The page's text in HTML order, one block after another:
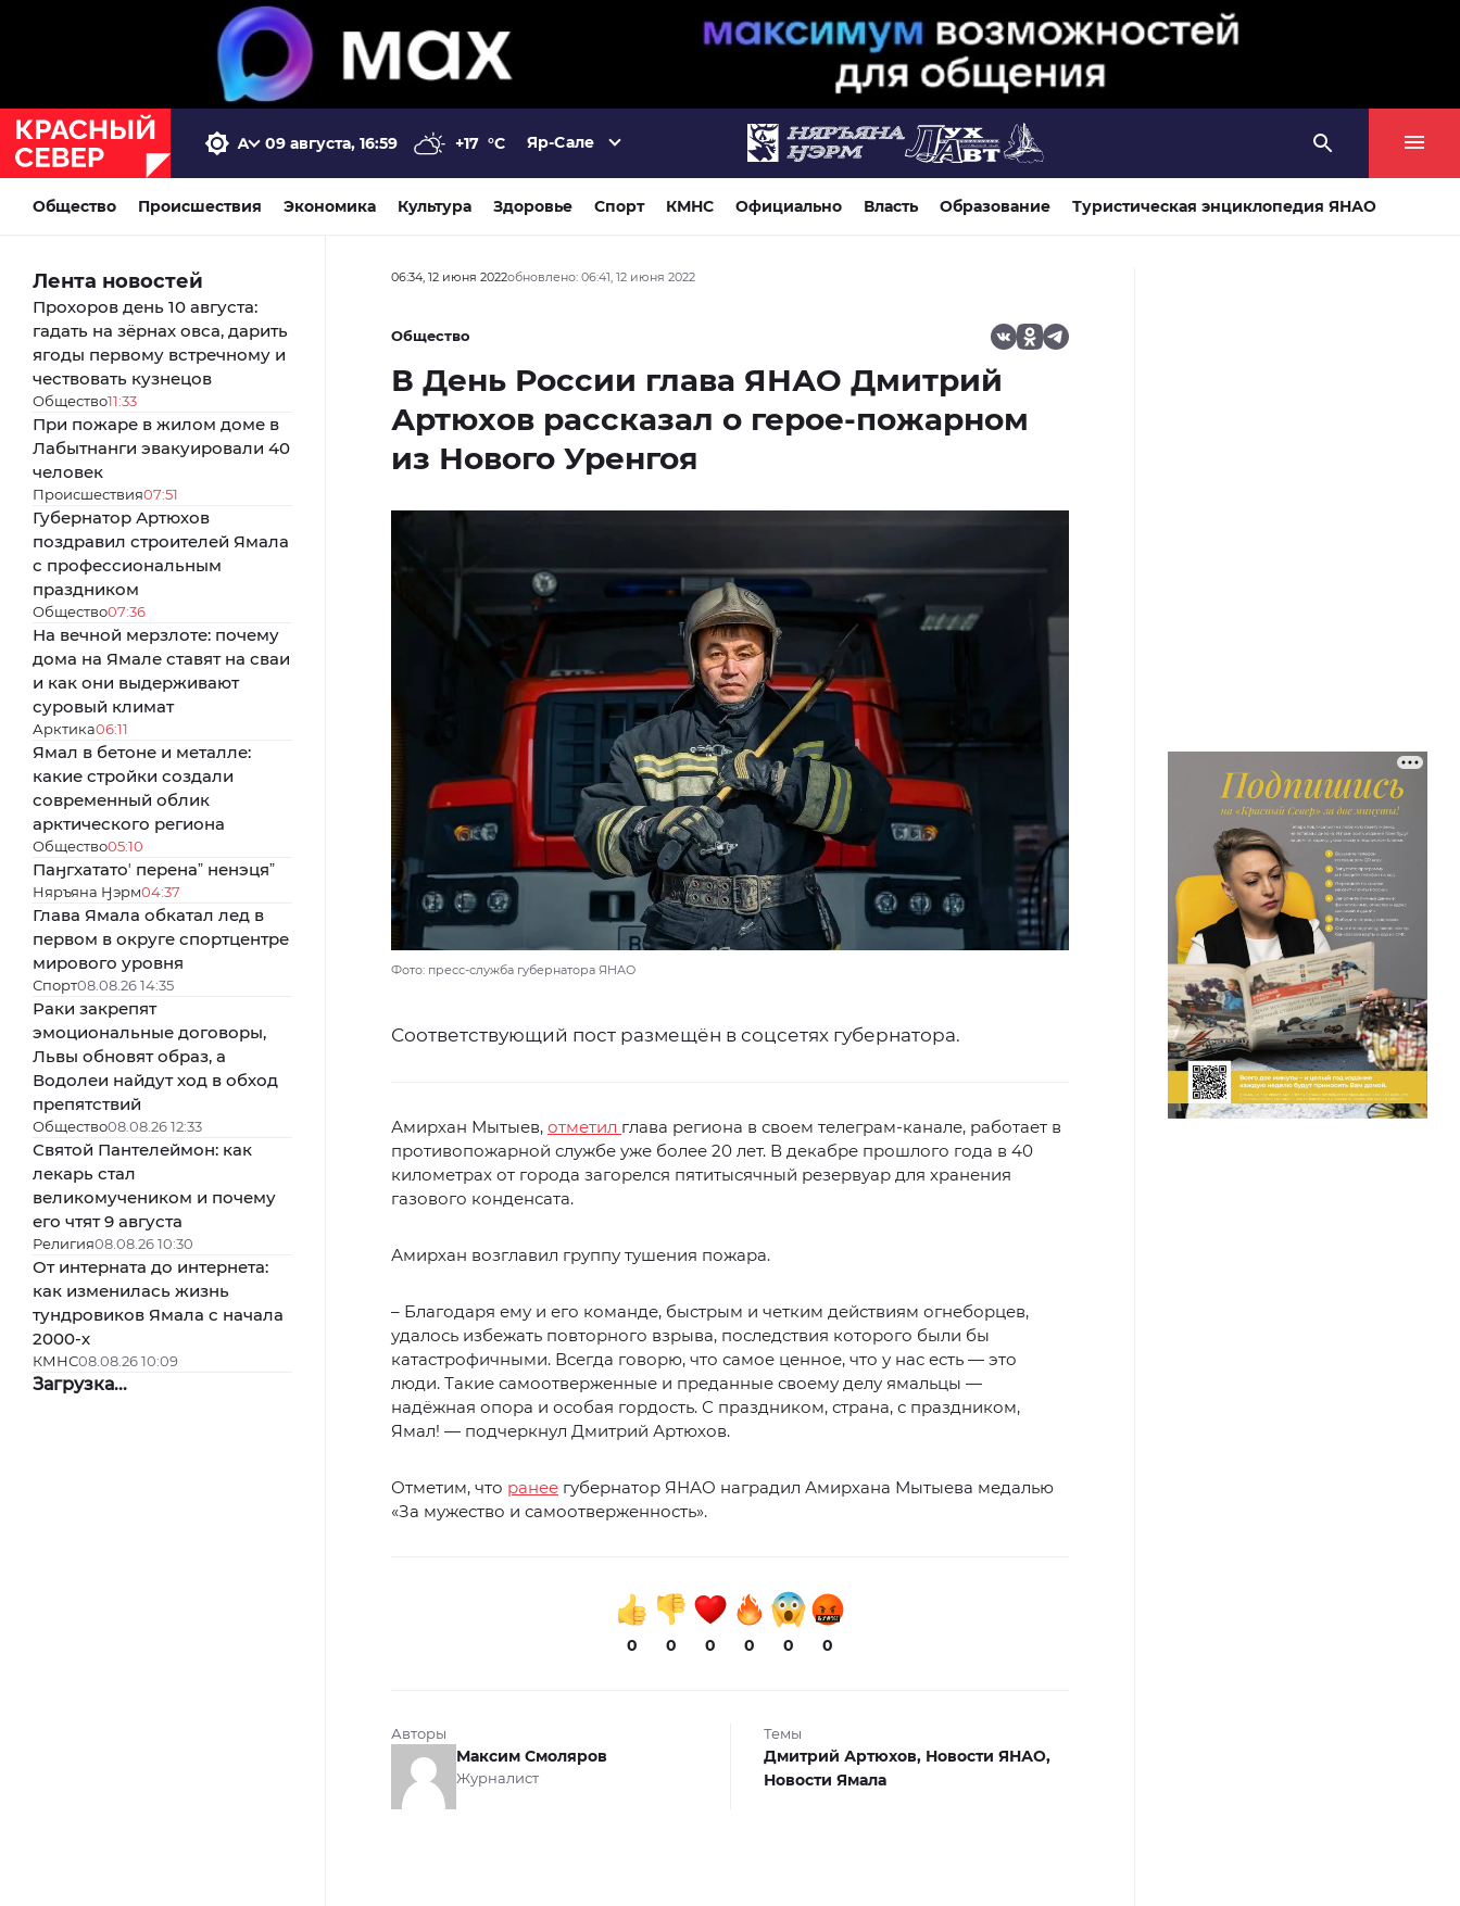
09 августа, 16:59 +17 °C Яр-Сале
Общество Происшествия Экономика Культура Здоровье Спорт КМНС Официально Власть Образование Туристическая энциклопедия ЯНАО
Лента новостей
Прохоров день 10 августа:
гадать на зёрнах овса, дарить
ягоды первому встречному и
чествовать кузнецов
Общество11:33
При пожаре в жилом доме в
Лабытнанги эвакуировали 40
человек
Происшествия07:51
Губернатор Артюхов
поздравил строителей Ямала
с профессиональным
праздником
Общество07:36
На вечной мерзлоте: почему
дома на Ямале ставят на сваи
и как они выдерживают
суровый климат
Арктика06:11
Ямал в бетоне и металле:
какие стройки создали
современный облик
арктического региона
Общество05:10
Паӈгхататоʼ перенаˮ ненэцяˮ
Няръяна Ӈэрм04:37
Глава Ямала обкатал лед в
первом в округе спортцентре
мирового уровня
Спорт08.08.26 14:35
Раки закрепят
эмоциональные договоры,
Львы обновят образ, а
Водолеи найдут ход в обход
препятствий
Общество08.08.26 12:33
Святой Пантелеймон: как
лекарь стал
великомучеником и почему
его чтят 9 августа
Религия08.08.26 10:30
От интерната до интернета:
как изменилась жизнь
тундровиков Ямала с начала
2000-х
КМНС08.08.26 10:09
Загрузка...
06:34, 12 июня 2022обновлено: 06:41, 12 июня 2022
Общество
В День России глава ЯНАО Дмитрий
Артюхов рассказал о герое-пожарном
из Нового Уренгоя
Фото: пресс-служба губернатора ЯНАО
Соответствующий пост размещён в соцсетях губернатора.
Амирхан Мытыев, отметил глава региона в своем телеграм-канале, работает в
противопожарной службе уже более 20 лет. В декабре прошлого года в 40
километрах от города загорелся пятитысячный резервуар для хранения
газового конденсата.
Амирхан возглавил группу тушения пожара.
– Благодаря ему и его команде, быстрым и четким действиям огнеборцев,
удалось избежать повторного взрыва, последствия которого были бы
катастрофичными. Всегда говорю, что самое ценное, что у нас есть — это
люди. Такие самоотверженные и преданные своему делу ямальцы —
надёжная опора и особая гордость. С праздником, страна, с праздником,
Ямал! — подчеркнул Дмитрий Артюхов.
Отметим, что ранее губернатор ЯНАО наградил Амирхана Мытыева медалью
«За мужество и самоотверженность».
0 0 0 0 0 0
Авторы
Максим Смоляров
Журналист
Темы
Дмитрий Артюхов, Новости ЯНАО,
Новости Ямала